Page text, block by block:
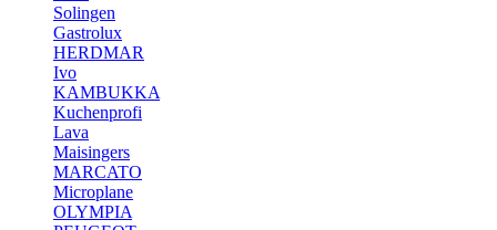
Solingen
Gastrolux
HERDMAR
Ivo
KAMBUKKA
Kuchenprofi
Lava
Maisingers
MARCATO
Microplane
OLYMPIA